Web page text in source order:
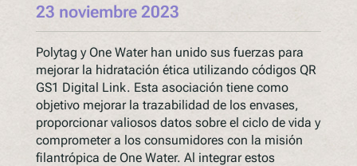
23 noviembre 2023
Polytag y One Water han unido sus fuerzas para
mejorar la hidratación ética utilizando códigos QR
GS1 Digital Link. Esta asociación tiene como
objetivo mejorar la trazabilidad de los envases,
proporcionar valiosos datos sobre el ciclo de vida y
comprometer a los consumidores con la misión
filantrópica de One Water. Al integrar estos